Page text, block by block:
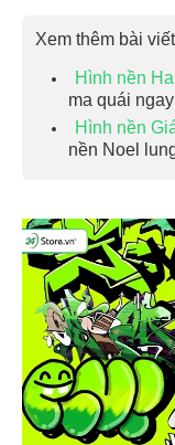
Xem thêm bài
Hình nền
ma quái
Hình nền
nền Noel